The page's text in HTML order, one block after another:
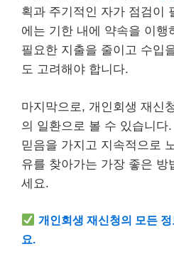
획과 주기적인 자가 점검이
에는 기한 내에 약속을 이행
필요한 지출을 줄이고 수입
도 고려해야 합니다.
마지막으로, 개인회생 재신
의 일환으로 볼 수 있습니다
믿음을 가지고 지속적으로
유를 찾아가는 가장 좋은 방
세요.
개인회생 재신청의 모든
요.